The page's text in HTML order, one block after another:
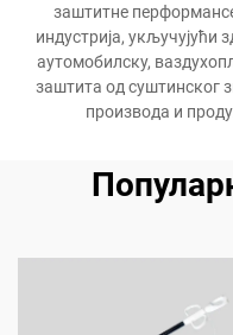
заштитне
индустрија, укључујући
аутомобилску,
заштита од суштинског
производа и